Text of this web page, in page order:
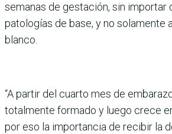
semanas de gestación, sin importar
patologías de base, y no solamente
blanco.
“A partir del cuarto mes de
totalmente formado y luego crece
por eso la importancia de recibir la